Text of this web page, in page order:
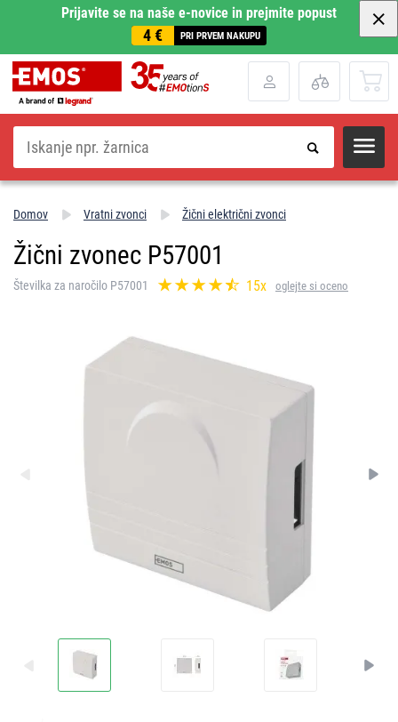
Prijavite se na naše e-novice in prejmite popust
4 € PRI PRVEM NAKUPU
Iskanje
Domov Vratni zvonci Žični električni zvonci
Žični zvonec P57001
Številka za naročilo P57001 15x oglejte si oceno